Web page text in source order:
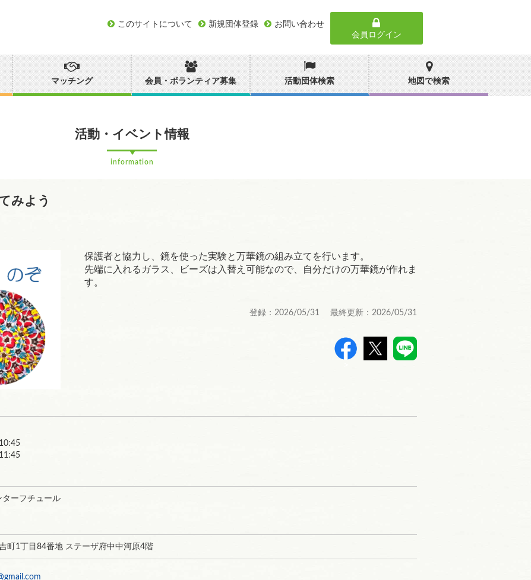
このサイトについて 新規団体登録
お問い合わせ
会員ログイン
マッチング 会員・ボランティア募集 活動団体検索 地図で検索
活動・イベント情報
information
みよう
保護者と協力し、鏡を使った実験と万華鏡の組み立てを行います。
先端に入れるガラス、ビーズは入替え可能なので、自分だけの万華鏡が作れま
す。
登録：2026/05/31 最終更新：2026/05/31
10:45
ターフチュール
町1丁目84番地 ステーザ府中中河原4階